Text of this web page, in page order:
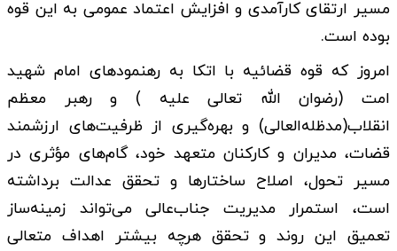
مسیر ارتقای کارآمدی و افزایش اعتماد عمومی به این قوه
بوده است.
امروز که قوه قضائیه با اتکا به رهنمودهای امام شهید
امت (رضوان الله تعالی علیه ) و رهبر معظم
انقلاب(مدظله‌العالی) و بهره‌گیری از ظرفیت‌های ارزشمند
قضات، مدیران و کارکنان متعهد خود، گام‌های مؤثری در
مسیر تحول، اصلاح ساختارها و تحقق عدالت برداشته
است، استمرار مدیریت جناب‌عالی می‌تواند زمینه‌ساز
تعمیق این روند و تحقق هرچه بیشتر اهداف متعالی